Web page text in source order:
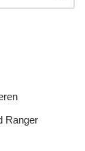
Ranger